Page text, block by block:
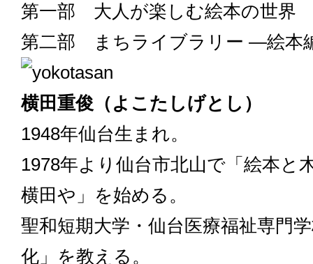
第一部 大人が楽しむ絵本の世界
第二部 まちライブラリー ―絵本
横田重俊（よこたしげとし）
1948年仙台生まれ。
1978年より仙台市北山で「絵本と
横田や」を始める。
聖和短期大学・仙台医療福祉専門
化」を教える。